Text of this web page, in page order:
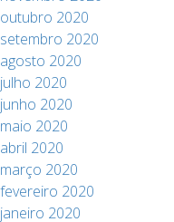
outubro 2020
setembro 2020
agosto 2020
julho 2020
junho 2020
maio 2020
abril 2020
março 2020
fevereiro 2020
janeiro 2020